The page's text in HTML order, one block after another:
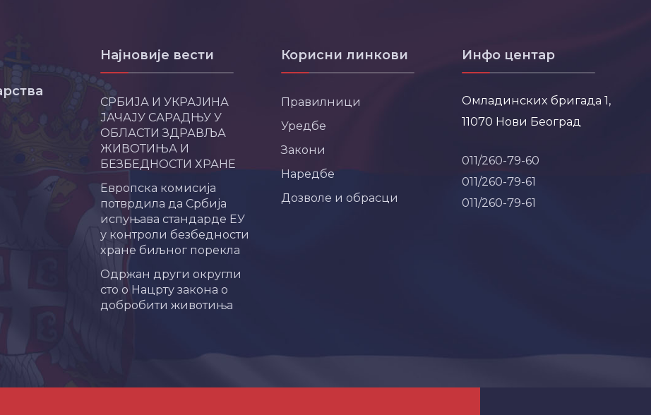
Најновије вести
СРБИЈА И УКРАЈИНА
ЈАЧАЈУ САРАДЊУ У
ОБЛАСТИ ЗДРАВЉА
ЖИВОТИЊА И
БЕЗБЕДНОСТИ ХРАНЕ
Европска комисија
потврдила да Србија
испуњава стандарде ЕУ
у контроли безбедности
хране биљног порекла
Одржан други округли
сто о Нацрту закона о
добробити животиња
Корисни линкови
Правилници
Уредбе
Закони
Наредбе
Дозволе и обрасци
Инфо центар
Омладинских бригада 1,
11070 Нови Београд
011/260-79-60
011/260-79-61
011/260-79-61